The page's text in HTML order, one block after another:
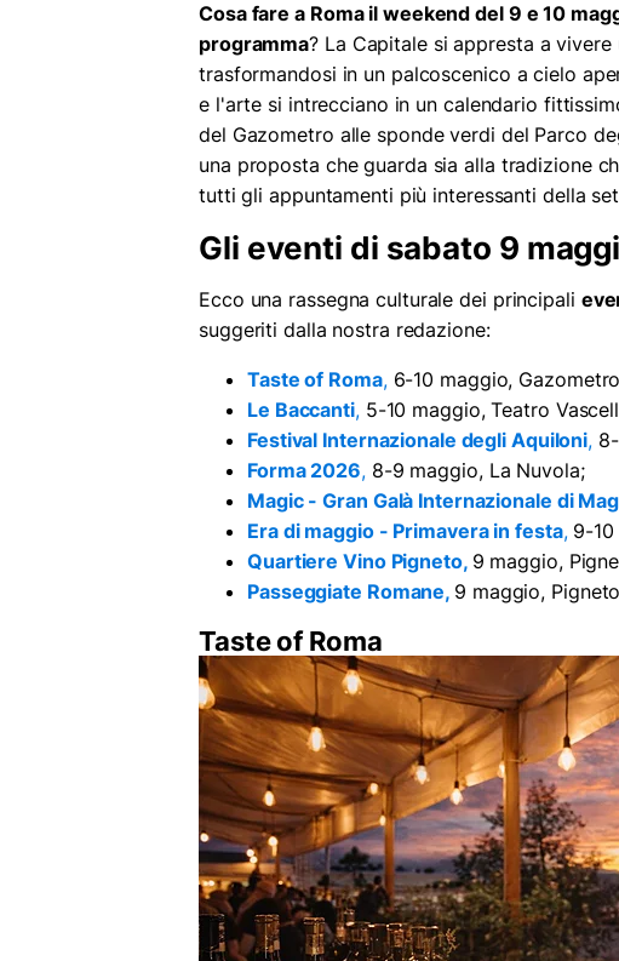
Cosa fare a Roma il weekend del 9 e 10
programma? La Capitale si appresta a
trasformandosi in un palcoscenico a cielo
e l'arte si intrecciano in un calendario
del Gazometro alle sponde verdi del Parco
una proposta che guarda sia alla tradizione
tutti gli appuntamenti più interessanti della
Gli eventi di sabato 9
Ecco una rassegna culturale dei principali
suggeriti dalla nostra redazione:
Taste of Roma, 6-10 maggio,
Le Baccanti, 5-10 maggio, Teatro
Festival Internazionale degli Aquiloni,
Forma 2026, 8-9 maggio, La Nuvola;
Magic - Gran Galà Internazionale di
Era di maggio - Primavera in festa, 9-
Quartiere Vino Pigneto, 9 maggio,
Passeggiate Romane, 9 maggio,
Taste of Roma